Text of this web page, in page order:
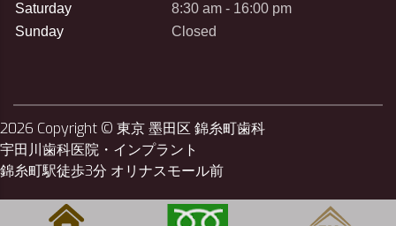
Saturday
8:30 am - 16:00 pm
Sunday
Closed
2026 Copyright © 東京 墨田区 錦糸町歯科
宇田川歯科医院・インプラント
錦糸町駅徒歩3分 オリナスモール前